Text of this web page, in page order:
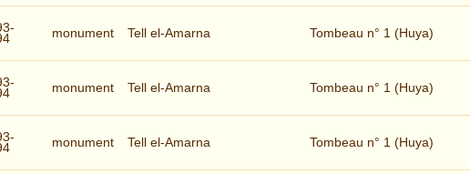
monument Tell el-Amarna Tombeau n° 1 (Huya)
monument Tell el-Amarna Tombeau n° 1 (Huya)
monument Tell el-Amarna Tombeau n° 1 (Huya)